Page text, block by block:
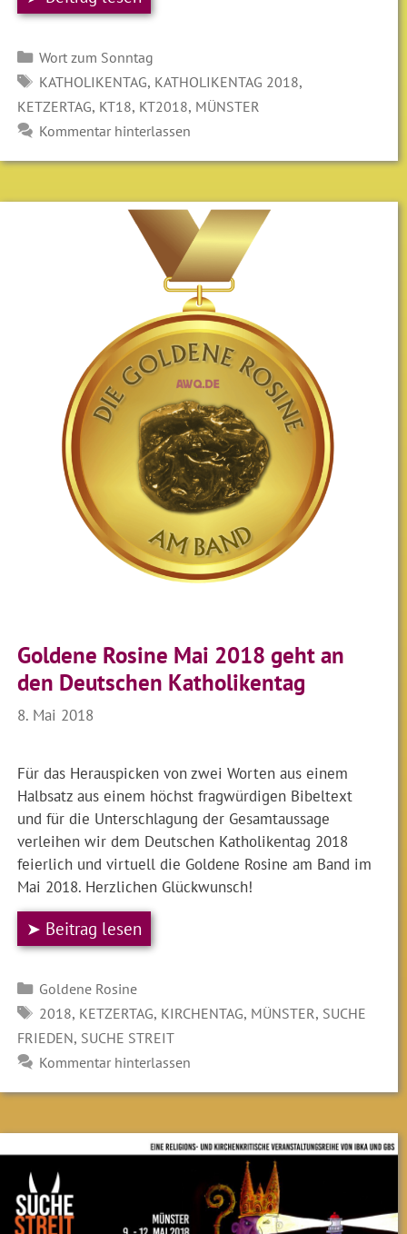
Kategorien
Wort zum Sonntag
SCHLAGWÖRTER
KATHOLIKENTAG, KATHOLIKENTAG 2018,
KETZERTAG, KT18, KT2018, MÜNSTER
Kommentar hinterlassen
Goldene Rosine Mai 2018 geht an
den Deutschen Katholikentag
8. Mai 2018
Für das Herauspicken von zwei Worten aus einem
Halbsatz aus einem höchst fragwürdigen Bibeltext
und für die Unterschlagung der Gesamtaussage
verleihen wir dem Deutschen Katholikentag 2018
feierlich und virtuell die Goldene Rosine am Band im
Mai 2018. Herzlichen Glückwunsch!
➤ Beitrag lesen
Kategorien
Goldene Rosine
SCHLAGWÖRTER
2018, KETZERTAG, KIRCHENTAG, MÜNSTER, SUCHE
FRIEDEN, SUCHE STREIT
Kommentar hinterlassen